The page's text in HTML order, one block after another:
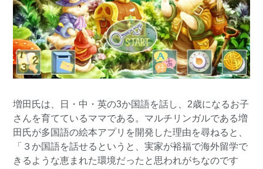
増田氏は、日・中・英の3か国語を話し、2歳になるお子
さんを育てているママである。マルチリンガルである増
田氏が多国語の絵本アプリを開発した理由を尋ねると、
「３か国語を話せるというと、実家が裕福で海外留学で
きるような恵まれた環境だったと思われがちなのです